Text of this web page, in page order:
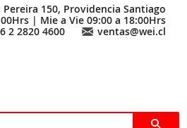
150, Providencia Santiago
| Mie a Vie 09:00 a 18:00Hrs
2 2820 4600
ventas@wei.cl